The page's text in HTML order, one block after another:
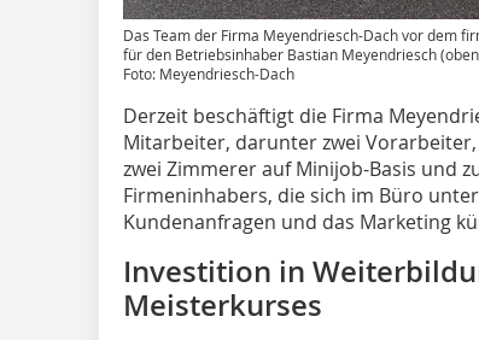
Das Team der Firma Meyendriesch-Dach vor dem
für den Betriebsinhaber Bastian Meyendriesch
Foto: Meyendriesch-Dach
Derzeit beschäftigt die Firma
Mitarbeiter, darunter zwei
zwei Zimmerer auf Minijob-Basis und
Firmeninhabers, die sich im Büro
Kundenanfragen und das Marketing
Investition in
Meisterkurses